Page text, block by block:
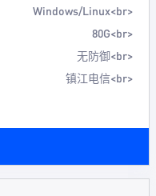
Windows/Linux<br>
80G<br>
无防御<br>
镇江电信<br>